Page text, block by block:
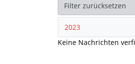
Filter zurücksetzen
2023
Keine Nachrichten